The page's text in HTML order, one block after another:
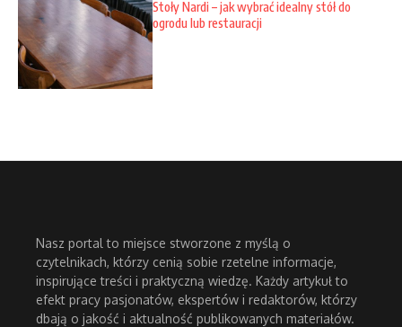
Stoły Nardi – jak wybrać idealny stół do
ogrodu lub restauracji
Nasz portal to miejsce stworzone z myślą o
czytelnikach, którzy cenią sobie rzetelne informacje,
inspirujące treści i praktyczną wiedzę. Każdy artykuł to
efekt pracy pasjonatów, ekspertów i redaktorów, którzy
dbają o jakość i aktualność publikowanych materiałów.